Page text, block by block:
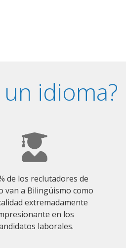
idioma?
de los reclutadores de
van a Bilingüismo como
extremadamente
en los
laborales.